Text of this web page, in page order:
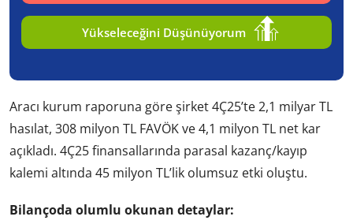
Yükseleceğini Düşünüyorum
Aracı kurum raporuna göre şirket 4Ç25’te 2,1 milyar TL
hasılat, 308 milyon TL FAVÖK ve 4,1 milyon TL net kar
açıkladı. 4Ç25 finansallarında parasal kazanç/kayıp
kalemi altında 45 milyon TL’lik olumsuz etki oluştu.
Bilançoda olumlu okunan detaylar: